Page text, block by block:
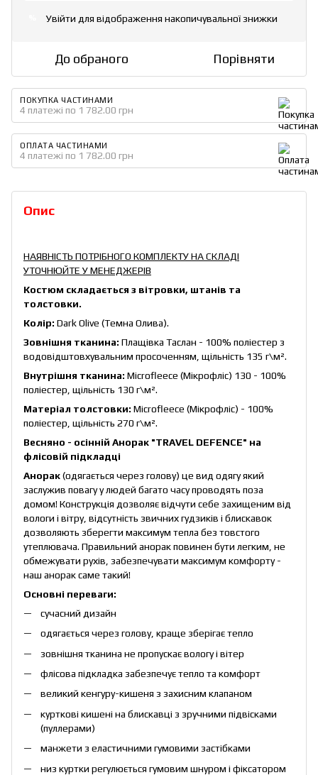
Увійти для відображення накопичувальної знижки
До обраного Порівняти
ПОКУПКА ЧАСТИНАМИ
4 платежі по 1 782.00 грн
ОПЛАТА ЧАСТИНАМИ
4 платежі по 1 782.00 грн
Опис
НАЯВНІСТЬ ПОТРІБНОГО КОМПЛЕКТУ НА СКЛАДІ
УТОЧНЮЙТЕ У МЕНЕДЖЕРІВ
Костюм складається з вітровки, штанів та
толстовки.
Колір: Dark Olive (Темна Олива).
Зовнішня тканина: Плащівка Таслан - 100% поліестер з
водовідштовхувальним просоченням, щільність 135 г\м².
Внутрішня тканина: Microfleece (Мікрофліс) 130 - 100%
поліестер, щільність 130 г\м².
Матеріал толстовки: Microfleece (Мікрофліс) - 100%
поліестер, щільність 270 г\м².
Весняно - осінній Анорак "TRAVEL DEFENCE" на
флісовій підкладці
Анорак(одягається через голову) це вид одягу який
заслужив повагу у людей багато часу проводять поза
домом! Конструкція дозволяє відчути себе захищеним від
вологи і вітру, відсутність звичних гудзиків і блискавок
дозволяють зберегти максимум тепла без товстого
утеплювача. Правильний анорак повинен бути легким, не
обмежувати рухів, забезпечувати максимум комфорту -
наш анорак саме такий!
Основні переваги:
сучасний дизайн
одягається через голову, краще зберігає тепло
зовнішня тканина не пропускає вологу і вітер
флісова підкладка забезпечує тепло та комфорт
великий кенгуру-кишеня з захисним клапаном
курткові кишені на блискавці з зручними підвісками
(пуллерами)
манжети з еластичними гумовими застібками
низ куртки регулюється гумовим шнуром і фіксатором